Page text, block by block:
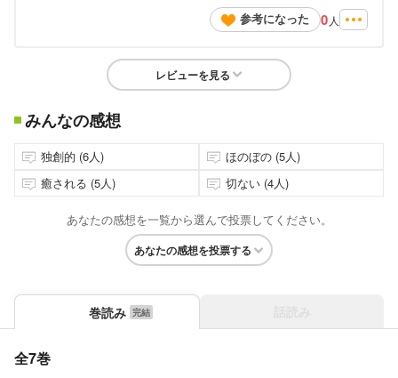
参考になった
0 人
レビューを見る
みんなの感想
独創的 (6人)
ほのぼの (5人)
癒される (5人)
切ない (4人)
あなたの感想を一覧から選んで投票してください。
あなたの感想を投票する
巻読み
全7巻